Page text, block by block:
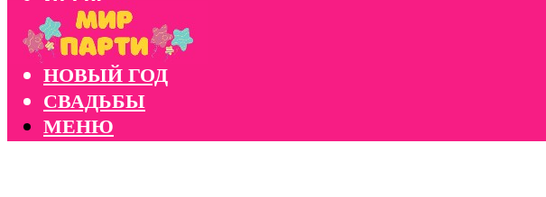
КОНКУРСЫ
КОРПОРАТИВЫ
НОВЫЙ ГОД
СВАДЬБЫ
МЕНЮ